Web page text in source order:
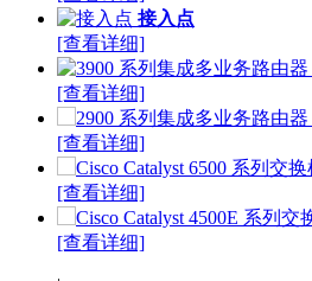
接入点
[查看详细]
[查看详细]
[查看详细]
[查看详细]
[查看详细]